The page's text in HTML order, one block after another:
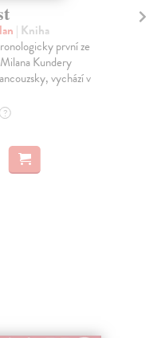
| Kniha
první ze
Kundery
vychází v
?